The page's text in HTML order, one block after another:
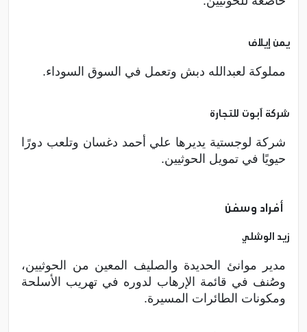
يمن إيلاف
مملوكة لعبدالله دبش وتعمل في السوق السوداء.
شركة آبوت للتجارة
شركة لوجستية يديرها علي أحمد دغسان وتلعب دورًا
حيويًا في تمويل الحوثيين.
أفراد وسفن
زيد الوشلي
مدير موانئ الحديدة والصليف المعين من الحوثيين،
وصُنف في قائمة الإرهاب لدوره في تهريب الأسلحة
ومكونات الطائرات المسيرة.